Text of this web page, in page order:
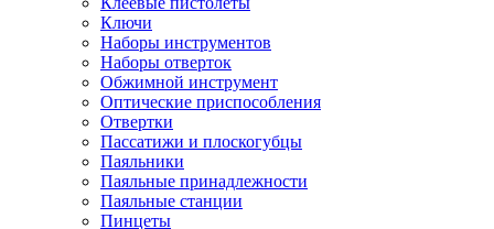
Ключи
Наборы инструментов
Наборы отверток
Обжимной инструмент
Оптические приспособления
Отвертки
Пассатижи и плоскогубцы
Паяльники
Паяльные принадлежности
Паяльные станции
Пинцеты